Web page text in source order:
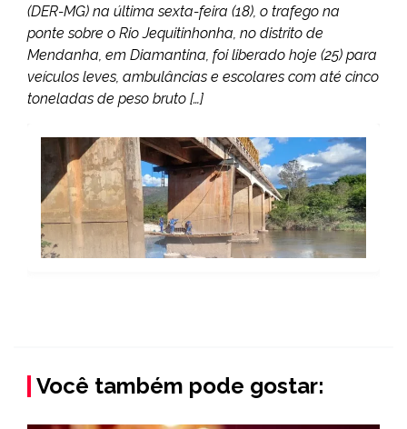
(DER-MG) na última sexta-feira (18), o trafego na
ponte sobre o Rio Jequitinhonha, no distrito de
Mendanha, em Diamantina, foi liberado hoje (25) para
veículos leves, ambulâncias e escolares com até cinco
toneladas de peso bruto […]
Você também pode gostar: